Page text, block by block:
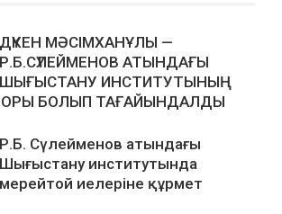
ДҮКЕН МӘСІМХАНҰЛЫ —
Р.Б.СҮЛЕЙМЕНОВ АТЫНДАҒЫ
ШЫҒЫСТАНУ ИНСТИТУТЫНЫҢ
БОЛЫП ТАҒАЙЫНДАЛДЫ
Р.Б. Сүлейменов атындағы
Шығыстану институтында
мерейтой иелеріне құрмет